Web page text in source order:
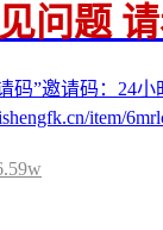
问题
码”邀请码：24
item/